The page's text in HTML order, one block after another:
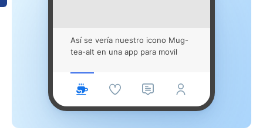
Así se vería nuestro icono Mug-
tea-alt en una app para movil